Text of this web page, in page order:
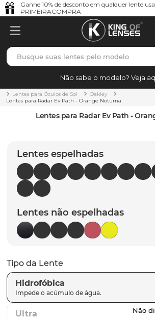
Ganhe 10% de desconto em qualquer lente
PRIMEIRACOMPRA
Busque suas lentes pelo modelo
Não sabe o modelo? Veja
Lentes para Óculos de Sol
Oakley
Lentes para Radar Ev Path - Orange Noturna
Lentes para Radar Ev Path -
Lentes espelhadas
Lentes não espelhadas
Tipo da Lente
Hidrofóbica
Ultra
TERMOS MAIS BUSCADOS
1º borrachas
holbrook
5º chaves
6º t-shock
7º gasket
8º parafusos
9º latch